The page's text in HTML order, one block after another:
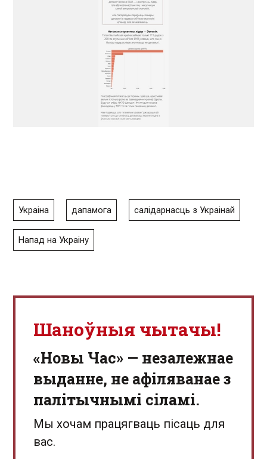
Украіна дапамога салідарнасць з Украінай
Напад на Украіну
Шаноўныя чытачы!
«Новы Час» — незалежнае
выданне, не афіляванае з
палітычнымі сіламі.
Мы хочам працягваць пісаць для
вас.